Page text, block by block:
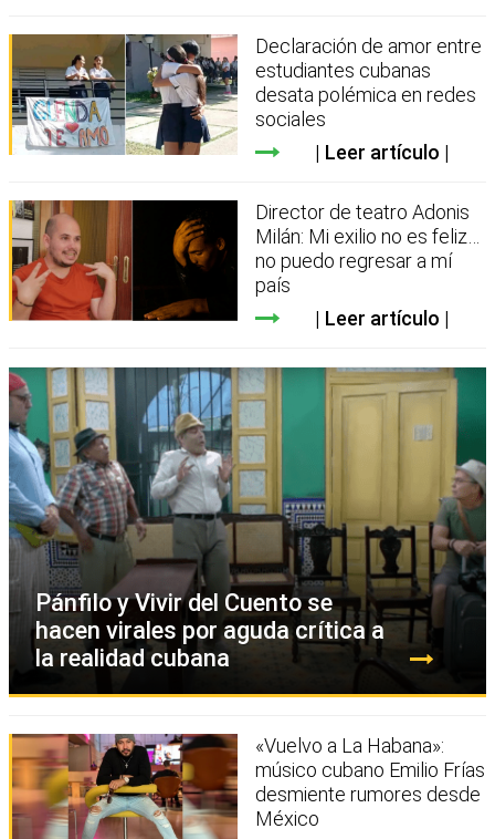
Declaración de amor entre
estudiantes cubanas
desata polémica en redes
sociales
Leer artículo
Director de teatro Adonis
Milán: Mi exilio no es feliz…
no puedo regresar a mí
país
Leer artículo
Pánfilo y Vivir del Cuento se
hacen virales por aguda crítica a
la realidad cubana
«Vuelvo a La Habana»:
músico cubano Emilio Frías
desmiente rumores desde
México